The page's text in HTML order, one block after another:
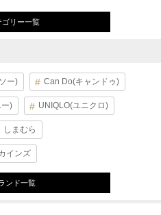
ゴリー一覧
ー) Can Do(キャンドゥ)
) UNIQLO(ユニクロ)
しまむら
インズ
ンド一覧